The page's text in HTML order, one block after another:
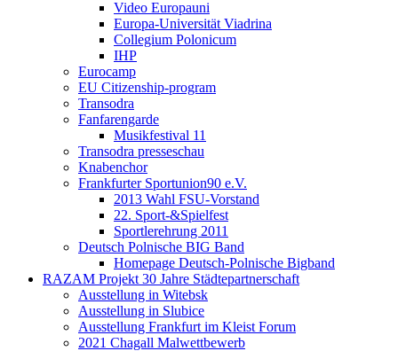
Video Europauni
Europa-Universität Viadrina
Collegium Polonicum
IHP
Eurocamp
EU Citizenship-program
Transodra
Fanfarengarde
Musikfestival 11
Transodra presseschau
Knabenchor
Frankfurter Sportunion90 e.V.
2013 Wahl FSU-Vorstand
22. Sport-&Spielfest
Sportlerehrung 2011
Deutsch Polnische BIG Band
Homepage Deutsch-Polnische Bigband
RAZAM Projekt 30 Jahre Städtepartnerschaft
Ausstellung in Witebsk
Ausstellung in Slubice
Ausstellung Frankfurt im Kleist Forum
2021 Chagall Malwettbewerb